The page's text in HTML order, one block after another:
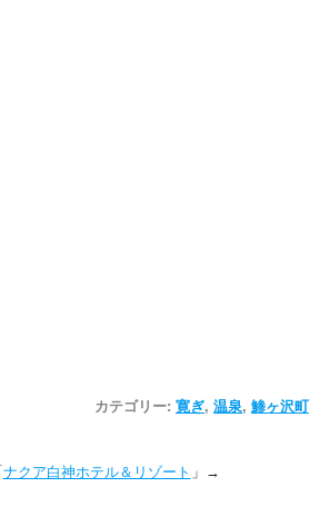
カテゴリー: 寛ぎ, 温泉, 鯵ヶ沢町
ナクア白神ホテル＆リゾート 」→